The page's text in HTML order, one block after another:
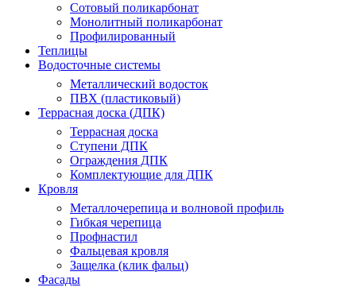
Сотовый поликарбонат
Монолитный поликарбонат
Профилированный
Теплицы
Водосточные системы
Металлический водосток
ПВХ (пластиковый)
Террасная доска (ДПК)
Террасная доска
Ступени ДПК
Ограждения ДПК
Комплектующие для ДПК
Кровля
Металлочерепица и волновой профиль
Гибкая черепица
Профнастил
Фальцевая кровля
Защелка (клик фальц)
Фасады